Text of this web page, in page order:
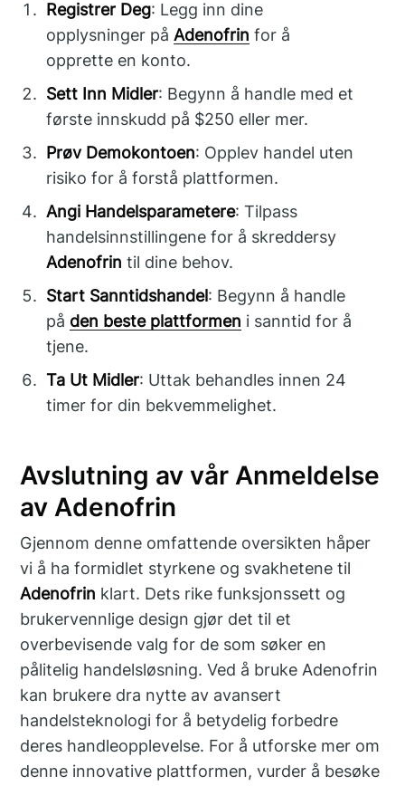
Registrer Deg: Legg inn dine
opplysninger påAdenofrin for å
opprette en konto.
Sett Inn Midler: Begynn å handle med et
første innskudd på $250 eller mer.
Prøv Demokontoen: Opplev handel uten
risiko for å forstå plattformen.
Angi Handelsparametere: Tilpass
handelsinnstillingene for å skreddersy
Adenofrin til dine behov.
Start Sanntidshandel: Begynn å handle
på den beste plattformen i sanntid for å
tjene.
Ta Ut Midler: Uttak behandles innen 24
timer for din bekvemmelighet.
Avslutning av vår Anmeldelse
av Adenofrin
Gjennom denne omfattende oversikten håper
vi å ha formidlet styrkene og svakhetene til
Adenofrin klart. Dets rike funksjonssett og
brukervennlige design gjør det til et
overbevisende valg for de som søker en
pålitelig handelsløsning. Ved å bruke Adenofrin
kan brukere dra nytte av avansert
handelsteknologi for å betydelig forbedre
deres handleopplevelse. For å utforske mer om
denne innovative plattformen, vurder å besøke